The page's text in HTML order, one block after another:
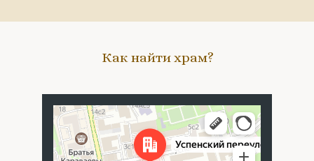
Как найти храм?
Москва
Успенский переулок, 4с5 — Яндекс Карты